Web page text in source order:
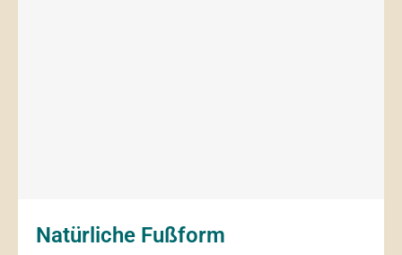
Natürliche Fußform